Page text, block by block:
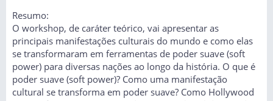
Resumo:
O workshop, de caráter teórico, vai apresentar as
principais manifestações culturais do mundo e como elas
se transformaram em ferramentas de poder suave (soft
power) para diversas nações ao longo da história. O que é
poder suave (soft power)? Como uma manifestação
cultural se transforma em poder suave? Como Hollywood